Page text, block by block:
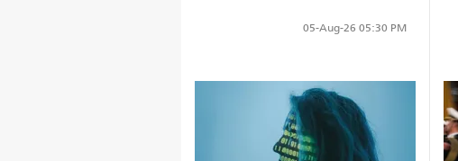
05-Aug-26 05:30 PM